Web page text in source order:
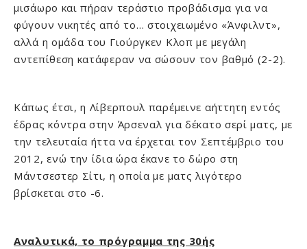
μισάωρο και πήραν τεράστιο προβάδισμα για να
φύγουν νικητές από το… στοιχειωμένο «Άνφιλντ»,
αλλά η ομάδα του Γιούργκεν Κλοπ με μεγάλη
αντεπίθεση κατάφεραν να σώσουν τον βαθμό (2-2).
Κάπως έτσι, η Λίβερπουλ παρέμεινε αήττητη εντός
έδρας κόντρα στην Άρσεναλ για δέκατο σερί ματς, με
την τελευταία ήττα να έρχεται τον Σεπτέμβριο του
2012, ενώ την ίδια ώρα έκανε το δώρο στη
Μάντσεστερ Σίτι, η οποία με ματς λιγότερο
βρίσκεται στο -6.
Αναλυτικά, το πρόγραμμα της 30ής